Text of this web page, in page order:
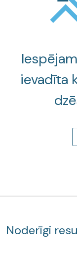
ievadīta
Noderīgi